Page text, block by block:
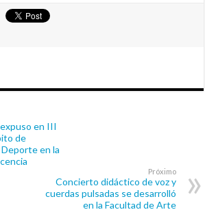
en III
de
en la
Próximo
Concierto didáctico de voz y
cuerdas pulsadas se desarrolló
en la Facultad de Arte